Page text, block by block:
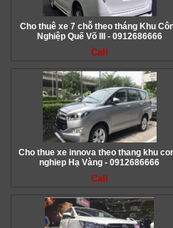
Cho thuê xe 7 chỗ theo tháng Khu
Nghiệp Quế Võ III - 0912686666
Call
Cho thue xe innova theo thang khu
nghiep Hạ Vàng - 0912686666
Call